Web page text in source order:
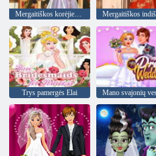
Mergaitiškos korėjiečių vestuvės
Trys pamergės Elai